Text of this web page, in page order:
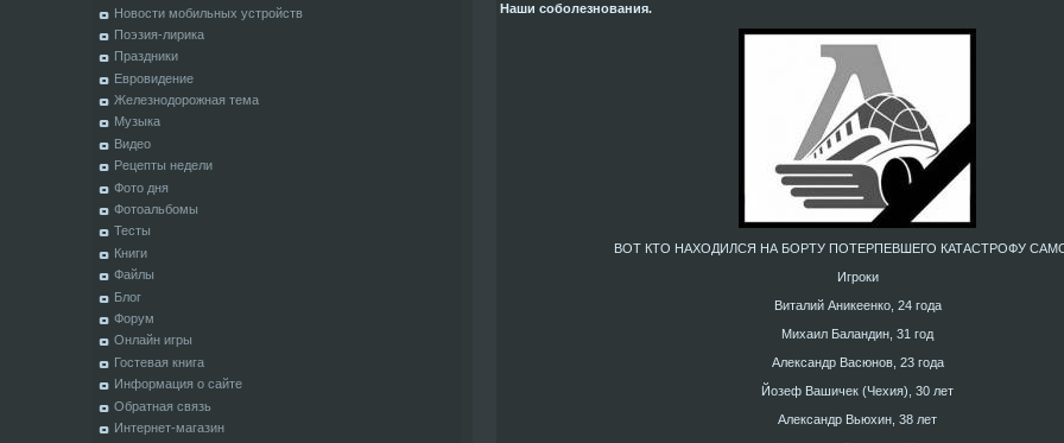
Новости мобильных устройств
Поэзия-лирика
Праздники
Евровидение
Железнодорожная тема
Музыка
Видео
Рецепты недели
Фото дня
Фотоальбомы
Тесты
Книги
Файлы
Блог
Форум
Онлайн игры
Гостевая книга
Информация о сайте
Обратная связь
Интернет-магазин
Наши соболезнования.
ВОТ КТО НАХОДИЛСЯ НА БОРТУ ПОТЕРПЕВШЕГО КАТАСТРОФУ
Игроки
Виталий Аникеенко, 24 года
Михаил Баландин, 31 год
Александр Васюнов, 23 года
Йозеф Вашичек (Чехия), 30 лет
Александр Вьюхин, 38 лет